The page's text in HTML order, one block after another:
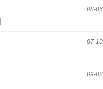
08-06
07-10
09-02